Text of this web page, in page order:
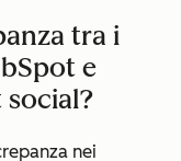
tra i
e
nei